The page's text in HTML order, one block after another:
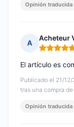
Opinión traducida
A
Acheteur
Nota: 5 de
Publicado el 21/
tras una compra
El artículo es
Opinión traducida